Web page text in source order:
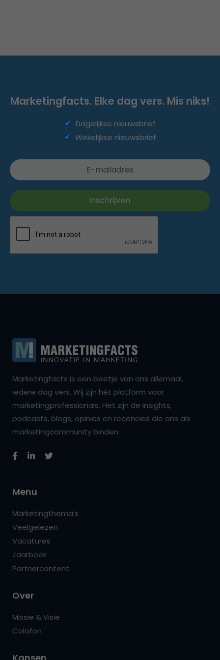
Marketingfacts. Elke dag vers. Mis niks!
Dagelijkse nieuwsbrief
Wekelijkse nieuwsbrief
Marketingfacts is een beetje van ons allemaal,
iedere dag vers. Wij zijn hét platform voor
marketingprofessionals. Het zijn de insights,
podcasts, blogs, opinies en recencies die ons als
marketingcommunity binden.
Menu
Marketingthema’s
Veelgelezen
Vacatures
Jaarboek
Partnercontent
Over
Missie & Visie
Colofon